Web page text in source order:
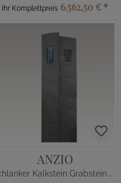
Ihr Komplettpreis 6.562,50 € *
ANZIO
Schlanker Kalkstein Grabstein mit Lebensbaum